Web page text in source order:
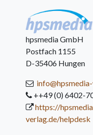
hpsmedia GmbH
Postfach 1155
D-35406 Hungen
++49 (0) 6402-
https://
verlag.de/helpdesk